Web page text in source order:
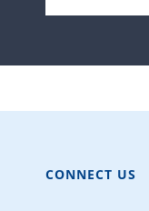
CONNECT US